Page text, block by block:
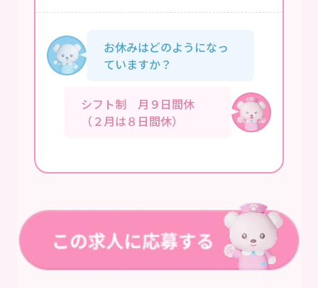
お休みはどのようになっ
ていますか？
シフト制 月９日間休
（２月は８日間休）